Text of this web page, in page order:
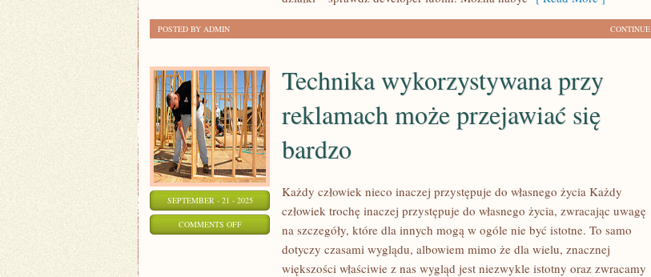
SAMO
PRZEZ
SIĘ
CONTINUE
POSTED BY ADMIN
SEPTEMBER - 21 - 2025
COMMENTS OFFON
WYKORZYSTYWANA
Technika wykorzystywana przy
reklamach może przejawiać się
bardzo
Każdy człowiek nieco inaczej przystępuje do własnego życia Każdy
człowiek trochę inaczej przystępuje do własnego życia, zwracając uwagę
na szczegóły, które dla innych mogą w ogóle nie być istotne. To samo
dotyczy czasami wyglądu, albowiem mimo że dla wielu, znacznej
większości właściwie z nas wygląd jest niezwykle istotny oraz zwracamy